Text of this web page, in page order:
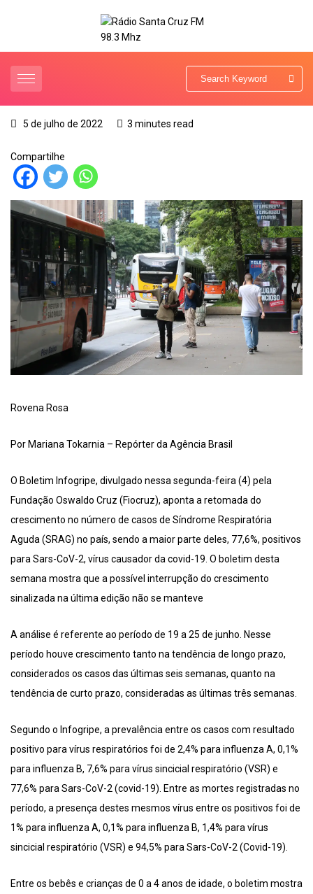
5 de julho de 2022 3 minutes read
Compartilhe
Rovena Rosa
Por Mariana Tokarnia – Repórter da Agência Brasil
O Boletim Infogripe, divulgado nessa segunda-feira (4) pela
Fundação Oswaldo Cruz (Fiocruz), aponta a retomada do
crescimento no número de casos de Síndrome Respiratória
Aguda (SRAG) no país, sendo a maior parte deles, 77,6%, positivos
para Sars-CoV-2, vírus causador da covid-19. O boletim desta
semana mostra que a possível interrupção do crescimento
sinalizada na última edição não se manteve
A análise é referente ao período de 19 a 25 de junho. Nesse
período houve crescimento tanto na tendência de longo prazo,
considerados os casos das últimas seis semanas, quanto na
tendência de curto prazo, consideradas as últimas três semanas.
Segundo o Infogripe, a prevalência entre os casos com resultado
positivo para vírus respiratórios foi de 2,4% para influenza A, 0,1%
para influenza B, 7,6% para vírus sincicial respiratório (VSR) e
77,6% para Sars-CoV-2 (covid-19). Entre as mortes registradas no
período, a presença destes mesmos vírus entre os positivos foi de
1% para influenza A, 0,1% para influenza B, 1,4% para vírus
sincicial respiratório (VSR) e 94,5% para Sars-CoV-2 (Covid-19).
Entre os bebês e crianças de 0 a 4 anos de idade, o boletim mostra